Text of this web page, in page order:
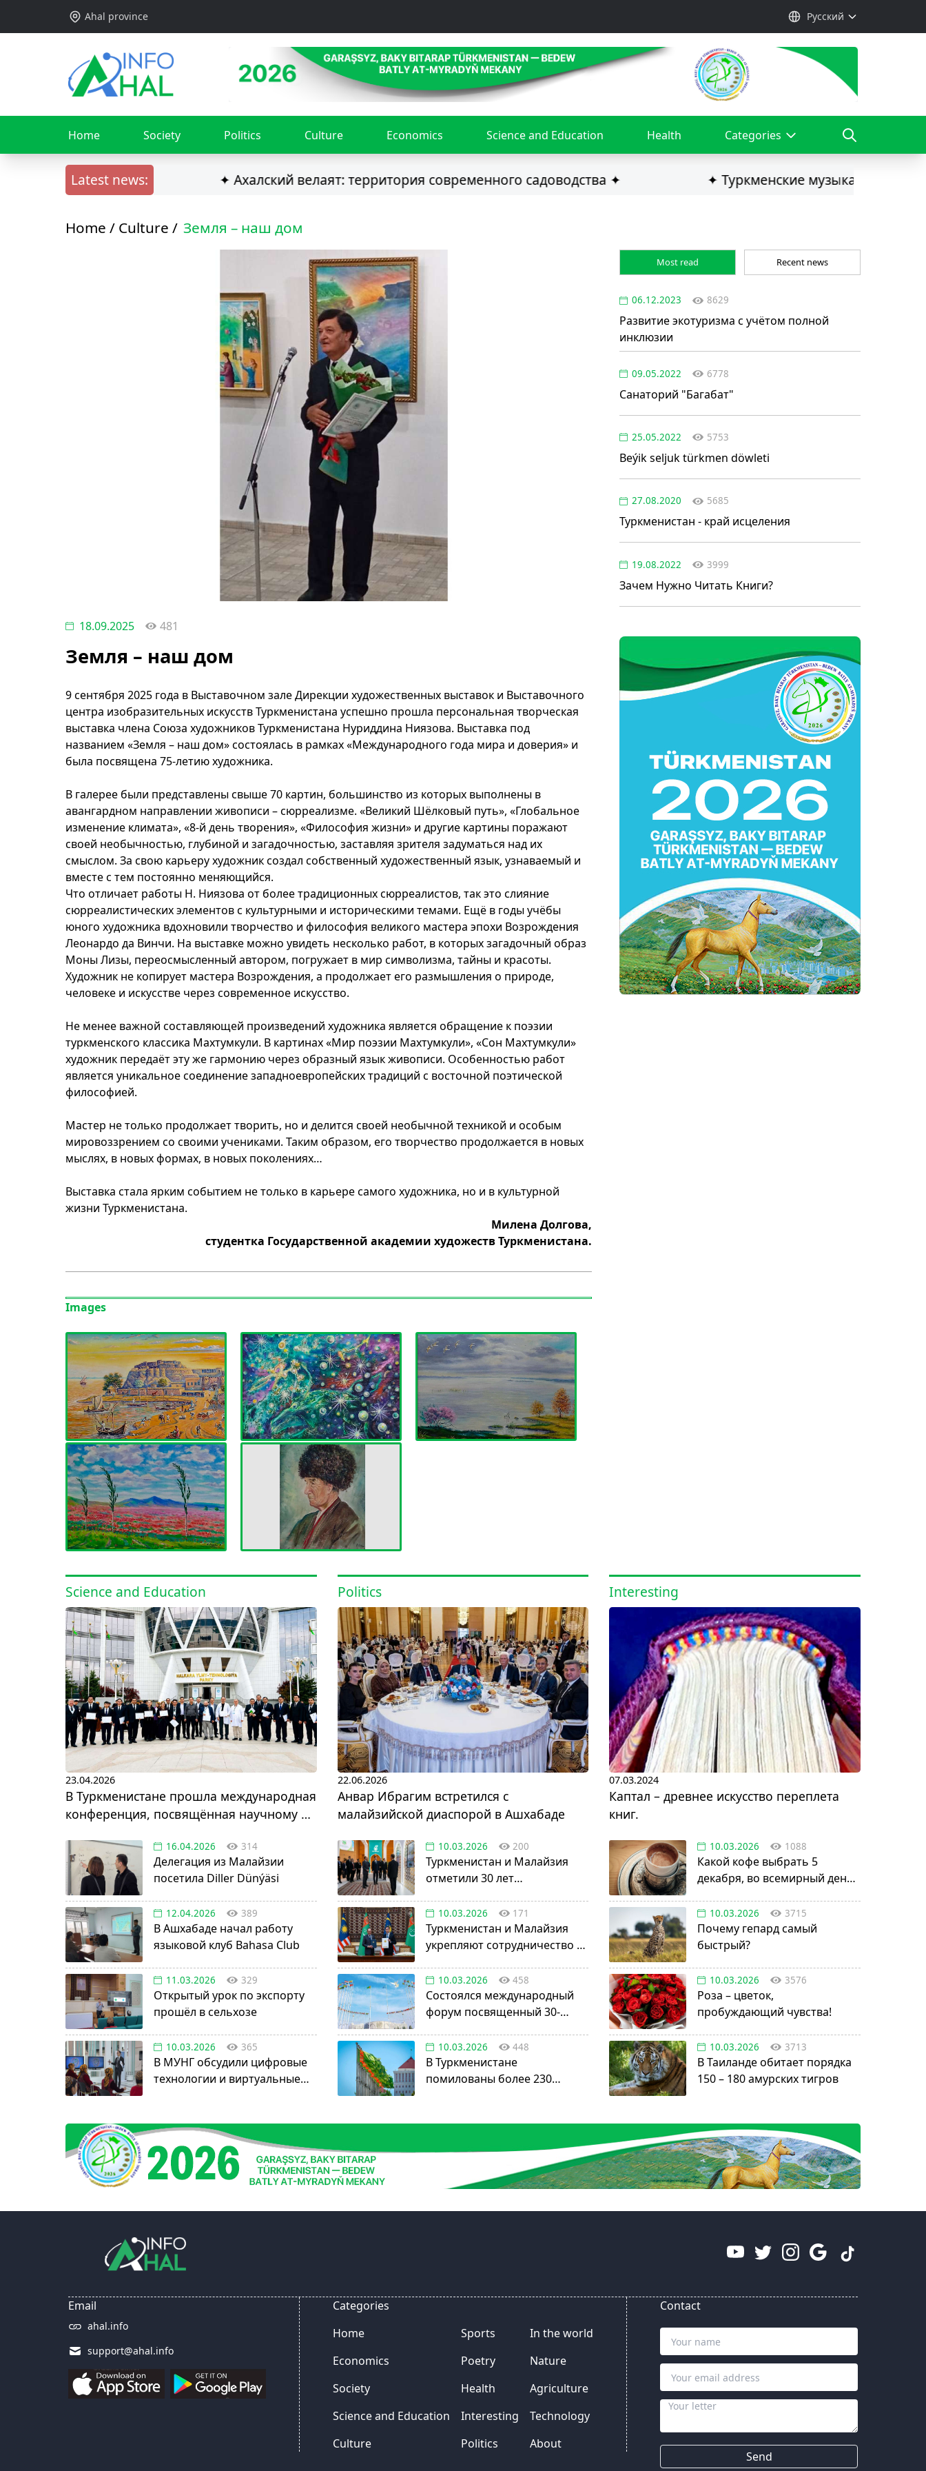
Ahal province Русский
Home Society Politics Culture Economics Science and Education Health Categories
Latest news: ✦ Ахалский велаят: территория современного садоводства ✦ ✦ Туркменские музыканты стали
Home / Culture / Земля – наш дом
18.09.2025 481
Земля – наш дом
9 сентября 2025 года в Выставочном зале Дирекции художественных выставок и Выставочного
центра изобразительных искусств Туркменистана успешно прошла персональная творческая
выставка члена Союза художников Туркменистана Нуриддина Ниязова. Выставка под
названием «Земля – наш дом» состоялась в рамках «Международного года мира и доверия» и
была посвящена 75-летию художника.
В галерее были представлены свыше 70 картин, большинство из которых выполнены в
авангардном направлении живописи – сюрреализме. «Великий Шёлковый путь», «Глобальное
изменение климата», «8-й день творения», «Философия жизни» и другие картины поражают
своей необычностью, глубиной и загадочностью, заставляя зрителя задуматься над их
смыслом. За свою карьеру художник создал собственный художественный язык, узнаваемый и
вместе с тем постоянно меняющийся.
Что отличает работы Н. Ниязова от более традиционных сюрреалистов, так это слияние
сюрреалистических элементов с культурными и историческими темами. Ещё в годы учёбы
юного художника вдохновили творчество и философия великого мастера эпохи Возрождения
Леонардо да Винчи. На выставке можно увидеть несколько работ, в которых загадочный образ
Моны Лизы, переосмысленный автором, погружает в мир символизма, тайны и красоты.
Художник не копирует мастера Возрождения, а продолжает его размышления о природе,
человеке и искусстве через современное искусство.
Не менее важной составляющей произведений художника является обращение к поэзии
туркменского классика Махтумкули. В картинах «Мир поэзии Махтумкули», «Сон Махтумкули»
художник передаёт эту же гармонию через образный язык живописи. Особенностью работ
является уникальное соединение западноевропейских традиций с восточной поэтической
философией.
Мастер не только продолжает творить, но и делится своей необычной техникой и особым
мировоззрением со своими учениками. Таким образом, его творчество продолжается в новых
мыслях, в новых формах, в новых поколениях…
Выставка стала ярким событием не только в карьере самого художника, но и в культурной
жизни Туркменистана.
Милена Долгова,
студентка Государственной академии художеств Туркменистана.
Images
Most read Recent news
06.12.2023 8629
Развитие экотуризма с учётом полной
инклюзии
09.05.2022 6778
Санаторий "Багабат"
25.05.2022 5753
Beýik seljuk türkmen döwleti
27.08.2020 5685
Туркменистан - край исцеления
19.08.2022 3999
Зачем Нужно Читать Книги?
Science and Education
23.04.2026
В Туркменистане прошла международная
конференция, посвящённая научному и
16.04.2026 314
Делегация из Малайзии
посетила Diller Dünýäsi
12.04.2026 389
В Ашхабаде начал работу
языковой клуб Bahasa Club
11.03.2026 329
Открытый урок по экспорту
прошёл в сельхозе
10.03.2026 365
В МУНГ обсудили цифровые
технологии и виртуальные
Politics
22.06.2026
Анвар Ибрагим встретился с
малайзийской диаспорой в Ашхабаде
10.03.2026 200
Туркменистан и Малайзия
отметили 30 лет
нефтегазовой отрасли
10.03.2026 171
Туркменистан и Малайзия
укрепляют сотрудничество в
10.03.2026 458
Состоялся международный
форум посвященный 30-
постоянного нейтралитета
10.03.2026 448
В Туркменистане
помилованы более 230
Interesting
07.03.2024
Каптал – древнее искусство переплета
книг.
10.03.2026 1088
Какой кофе выбрать 5
декабря, во всемирный день
10.03.2026 3715
Почему гепард самый
быстрый?
10.03.2026 3576
Роза – цветок,
пробуждающий чувства!
10.03.2026 3713
В Таиланде обитает порядка
150 – 180 амурских тигров
Email
ahal.info
support@ahal.info
Categories
Home
Economics
Society
Science and Education
Culture
Sports
Poetry
Health
Interesting
Politics
In the world
Nature
Agriculture
Technology
About
Contact
Send